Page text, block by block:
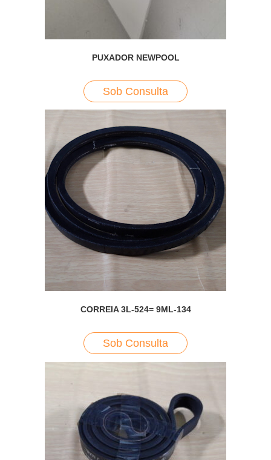
PUXADOR NEWPOOL
Sob Consulta
CORREIA 3L-524= 9ML-134
Sob Consulta